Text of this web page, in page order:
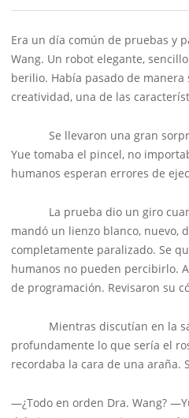
Era un día común de pruebas y
Wang. Un robot elegante,
berilio. Había pasado de
creatividad, una de las
Se llevaron una gran
Yue tomaba el pincel, no
humanos esperan errores de
La prueba dio un giro cuando
mandó un lienzo blanco, nuevo,
completamente paralizado. Se
humanos no pueden percibirlo.
de programación. Revisaron su
Mientras discutían en la sala
profundamente lo que sería el
recordaba la cara de una araña.
—¿Todo en orden Dra. Wang?